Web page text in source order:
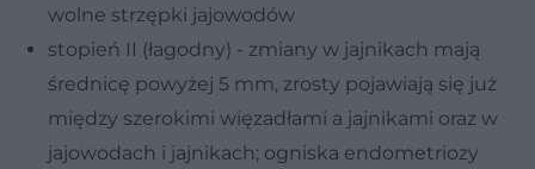
wolne strzępki jajowodów
stopień II (łagodny) - zmiany w jajnikach mają
średnicę powyżej 5 mm, zrosty pojawiają się już
między szerokimi więzadłami a jajnikami oraz w
jajowodach i jajnikach; ogniska endometriozy